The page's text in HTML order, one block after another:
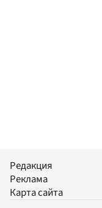
Редакция
Реклама
Карта сайта